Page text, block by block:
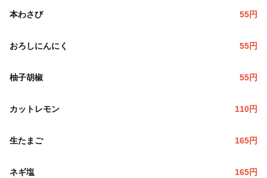
本わさび 55円
おろしにんにく 55円
柚子胡椒 55円
カットレモン 110円
生たまご 165円
ネギ塩 165円